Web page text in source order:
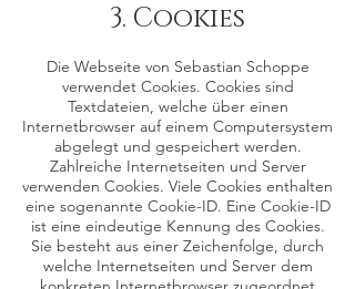
3. Cookies
Die Webseite von Sebastian Schoppe
verwendet Cookies. Cookies sind
Textdateien, welche über einen
Internetbrowser auf einem Computersystem
abgelegt und gespeichert werden.
Zahlreiche Internetseiten und Server
verwenden Cookies. Viele Cookies enthalten
eine sogenannte Cookie-ID. Eine Cookie-ID
ist eine eindeutige Kennung des Cookies.
Sie besteht aus einer Zeichenfolge, durch
welche Internetseiten und Server dem